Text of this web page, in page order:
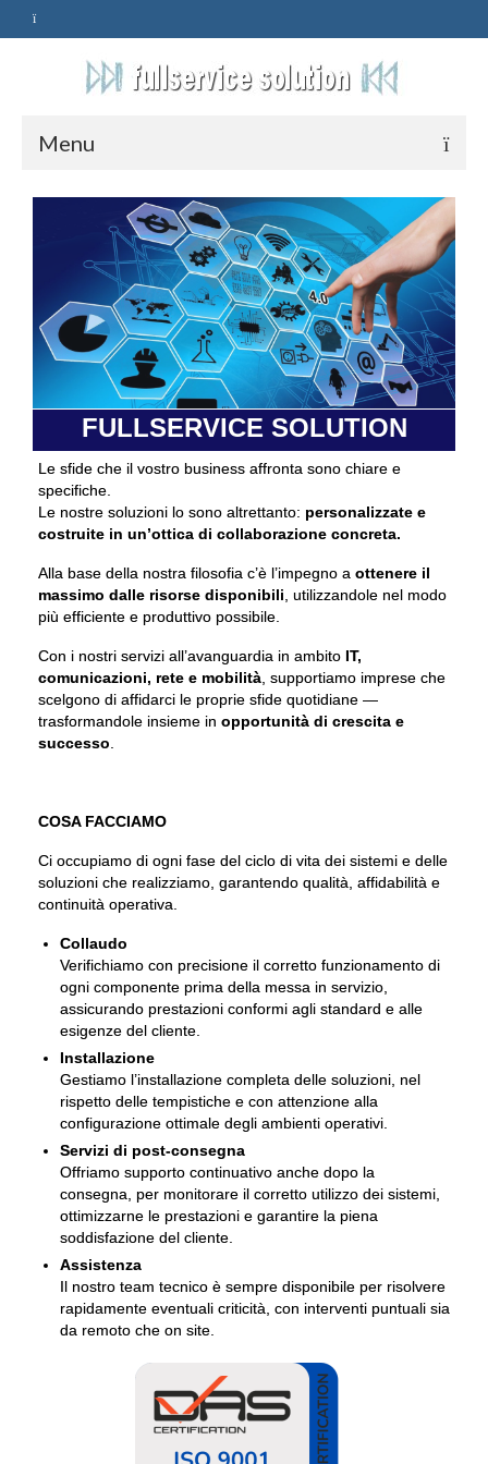
Menu
HOME
ASSISTENZA
POLITICA
Qualità
PRIVACY
CONTATTI
FULLSERVICE SOLUTION
Le sfide che il vostro business affronta sono chiare e
specifiche.
Le nostre soluzioni lo sono altrettanto: personalizzate e
costruite in un’ottica di collaborazione concreta.
Alla base della nostra filosofia c’è l’impegno a ottenere il
massimo dalle risorse disponibili , utilizzandole nel modo
più efficiente e produttivo possibile.
Con i nostri servizi all’avanguardia in ambito IT,
comunicazioni, rete e mobilità , supportiamo imprese che
scelgono di affidarci le proprie sfide quotidiane —
trasformandole insieme in opportunità di crescita e
successo
COSA FACCIAMO
Ci occupiamo di ogni fase del ciclo di vita dei sistemi e delle
soluzioni che realizziamo, garantendo qualità, affidabilità e
continuità operativa.
Collaudo
Verifichiamo con precisione il corretto funzionamento di
ogni componente prima della messa in servizio,
assicurando prestazioni conformi agli standard e alle
esigenze del cliente.
Installazione
Gestiamo l’installazione completa delle soluzioni, nel
rispetto delle tempistiche e con attenzione alla
configurazione ottimale degli ambienti operativi.
Servizi di post-consegna
Offriamo supporto continuativo anche dopo la
consegna, per monitorare il corretto utilizzo dei sistemi,
ottimizzarne le prestazioni e garantire la piena
soddisfazione del cliente.
Assistenza
Il nostro team tecnico è sempre disponibile per risolvere
rapidamente eventuali criticità, con interventi puntuali sia
da remoto che on site.